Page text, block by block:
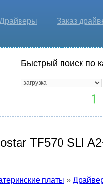
Драйверы Заказ
Быстрый поиск по
TF570 SLI
платы »